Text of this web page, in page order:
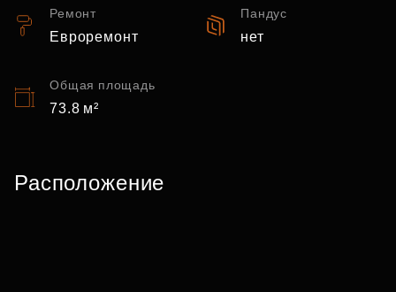
Ремонт
Евроремонт
Пандус
нет
Общая площадь
73.8 м²
Расположение